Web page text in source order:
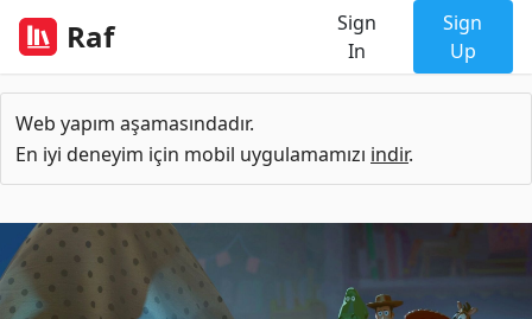
Raf
Sign
In
Sign
Up
Web yapım aşamasındadır.
En iyi deneyim için mobil uygulamamızı indir.